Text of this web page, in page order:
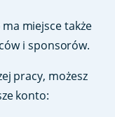
ma miejsce także
i sponsorów.
pracy, możesz
konto: